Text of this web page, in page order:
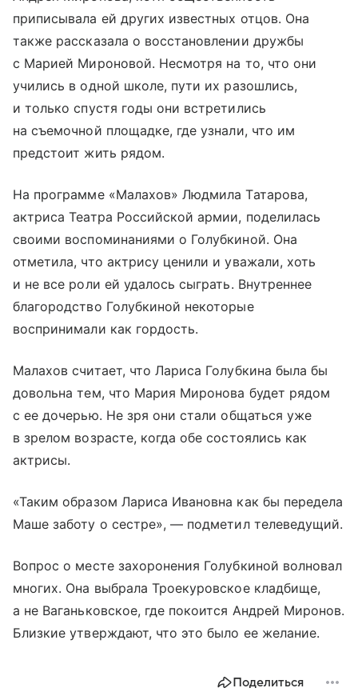
приписывала ей других известных отцов. Она
также рассказала о восстановлении дружбы
с Марией Мироновой. Несмотря на то, что они
учились в одной школе, пути их разошлись,
и только спустя годы они встретились
на съемочной площадке, где узнали, что им
предстоит жить рядом.
На программе «Малахов» Людмила Татарова,
актриса Театра Российской армии, поделилась
своими воспоминаниями о Голубкиной. Она
отметила, что актрису ценили и уважали, хоть
и не все роли ей удалось сыграть. Внутреннее
благородство Голубкиной некоторые
воспринимали как гордость.
Малахов считает, что Лариса Голубкина была бы
довольна тем, что Мария Миронова будет рядом
с ее дочерью. Не зря они стали общаться уже
в зрелом возрасте, когда обе состоялись как
актрисы.
«Таким образом Лариса Ивановна как бы передела
Маше заботу о сестре», — подметил телеведущий.
Вопрос о месте захоронения Голубкиной волновал
многих. Она выбрала Троекуровское кладбище,
а не Ваганьковское, где покоится Андрей Миронов.
Близкие утверждают, что это было ее желание.
Поделиться